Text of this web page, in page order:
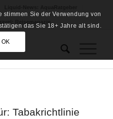
Tabakrichtlinie
Sie der Verwendung von
das Sie 18+ Jahre alt sind.
OK